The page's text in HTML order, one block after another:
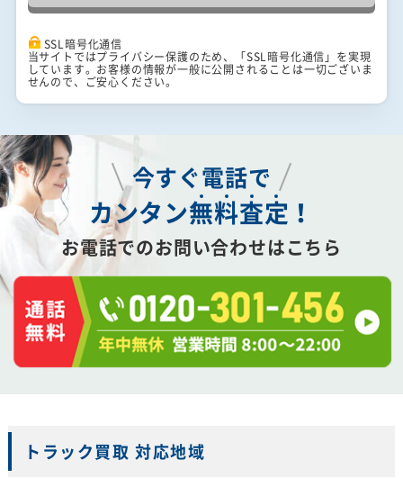
SSL暗号化通信
当サイトではプライバシー保護のため、「SSL暗号化通信」を実現
しています。お客様の情報が一般に公開されることは一切ございま
せんので、ご安心ください。
今すぐ電話で
カンタン無料査定 ！
お電話でのお問い合わせはこちら
トラック買取 対応地域